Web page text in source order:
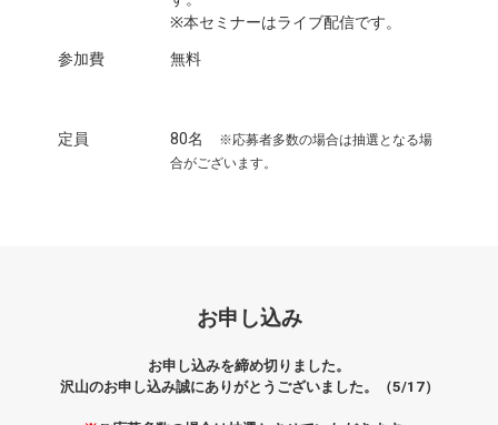
※本セミナーはライブ配信です。
参加費
無料
定員 80名
※応募者多数の場合は抽選となる場
合がございます。
お申し込み
お申し込みを締め切りました。
沢山のお申し込み誠にありがとうございました。（5/17）